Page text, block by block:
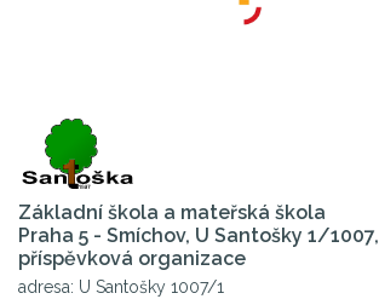
Základní škola a mateřská škola
Praha 5 - Smíchov, U Santošky 1/1007,
příspěvková organizace
adresa: U Santošky 1007/1